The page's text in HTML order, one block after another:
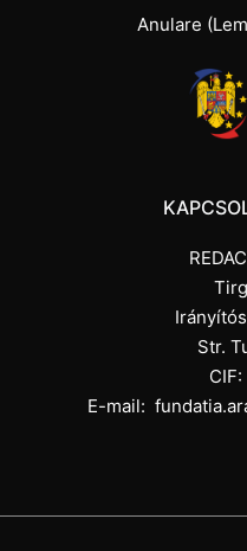
Anulare
Str.
E-mail: